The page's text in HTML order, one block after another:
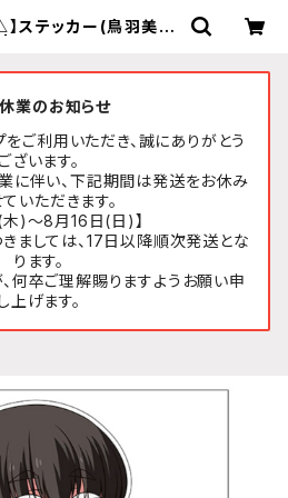
】ステッカー(鳥羽美波
業のお知らせ
をご利用いただき、誠にありがとう
ございます。
に伴い、下記期間は発送をお休み
ていただきます。
木)～8月16日(日)】
ましては、17日以降順次発送とな
ります。
何卒ご理解賜りますようお願い申
し上げます。